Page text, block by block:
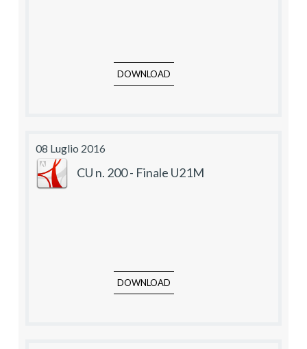
DOWNLOAD
08 Luglio 2016
CU n. 200 - Finale U21M
DOWNLOAD